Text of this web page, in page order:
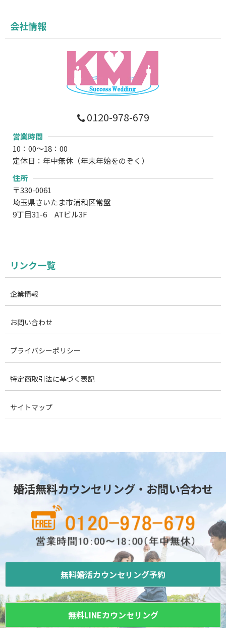
会社情報
0120-978-679
営業時間
10：00～18：00
定休日：年中無休（年末年始をのぞく）
住所
〒330-0061
埼玉県さいたま市浦和区常盤
9丁目31-6 ATビル3F
リンク一覧
企業情報
お問い合わせ
プライバシーポリシー
特定商取引法に基づく表記
サイトマップ
婚活無料カウンセリング・お問い合わせ
無料婚活カウンセリング予約
無料LINEカウンセリング